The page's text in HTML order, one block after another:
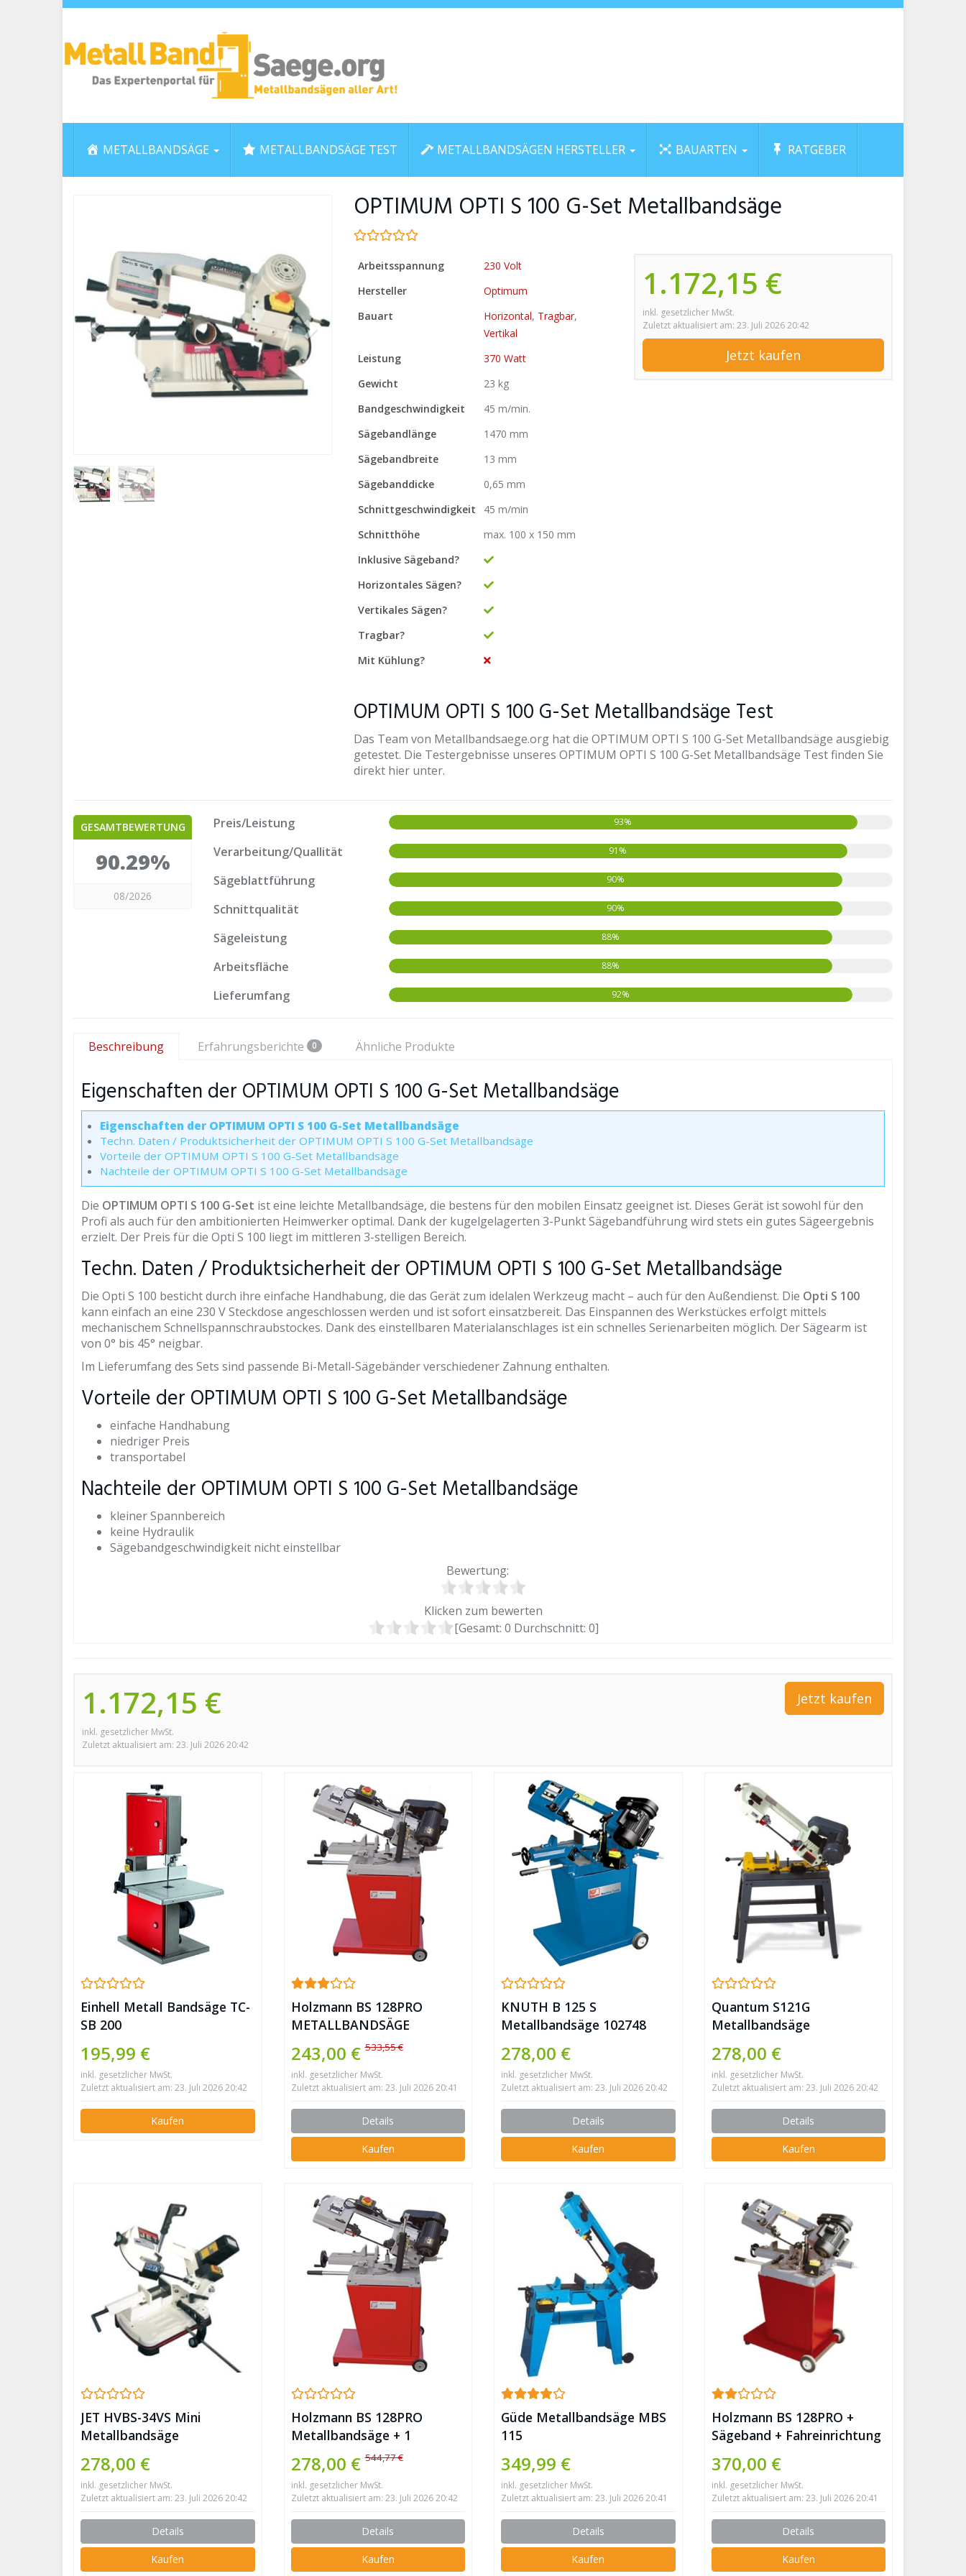
METALLBANDSÄGE METALLBANDSÄGE TEST METALLBANDSÄGEN HERSTELLER BAUARTEN RATGEBER
OPTIMUM OPTI S 100 G-Set Metallbandsäge
1.172,15 €
inkl. gesetzlicher MwSt.
Zuletzt aktualisiert am: 23. Juli 2026 20:42
Jetzt kaufen
Arbeitsspannung
230 Volt
Hersteller
Optimum
Bauart
Horizontal, Tragbar,
Vertikal
Leistung
370 Watt
Gewicht
23 kg
Bandgeschwindigkeit
45 m/min.
Sägebandlänge
1470 mm
Sägebandbreite
13 mm
Sägebanddicke
0,65 mm
Schnittgeschwindigkeit
45 m/min
Schnitthöhe
max. 100 x 150 mm
Inklusive Sägeband?
Horizontales Sägen?
Vertikales Sägen?
Tragbar?
Mit Kühlung?
OPTIMUM OPTI S 100 G-Set Metallbandsäge Test
Das Team von Metallbandsaege.org hat die OPTIMUM OPTI S 100 G-Set Metallbandsäge ausgiebig
getestet. Die Testergebnisse unseres OPTIMUM OPTI S 100 G-Set Metallbandsäge Test finden Sie
direkt hier unter.
GESAMTBEWERTUNG
90.29%
08/2026
Preis/Leistung 93%
Verarbeitung/Quallität 91%
Sägeblattführung 90%
Schnittqualität 90%
Sägeleistung 88%
Arbeitsfläche 88%
Lieferumfang 92%
Beschreibung Erfahrungsberichte 0 Ähnliche Produkte
Eigenschaften der OPTIMUM OPTI S 100 G-Set Metallbandsäge
Eigenschaften der OPTIMUM OPTI S 100 G-Set Metallbandsäge
Techn. Daten / Produktsicherheit der OPTIMUM OPTI S 100 G-Set Metallbandsäge
Vorteile der OPTIMUM OPTI S 100 G-Set Metallbandsäge
Nachteile der OPTIMUM OPTI S 100 G-Set Metallbandsäge
Die OPTIMUM OPTI S 100 G-Set ist eine leichte Metallbandsäge, die bestens für den mobilen Einsatz geeignet ist. Dieses Gerät ist sowohl für den
Profi als auch für den ambitionierten Heimwerker optimal. Dank der kugelgelagerten 3-Punkt Sägebandführung wird stets ein gutes Sägeergebnis
erzielt. Der Preis für die Opti S 100 liegt im mittleren 3-stelligen Bereich.
Techn. Daten / Produktsicherheit der OPTIMUM OPTI S 100 G-Set Metallbandsäge
Die Opti S 100 besticht durch ihre einfache Handhabung, die das Gerät zum idelalen Werkzeug macht – auch für den Außendienst. Die Opti S 100
kann einfach an eine 230 V Steckdose angeschlossen werden und ist sofort einsatzbereit. Das Einspannen des Werkstückes erfolgt mittels
mechanischem Schnellspannschraubstockes. Dank des einstellbaren Materialanschlages ist ein schnelles Serienarbeiten möglich. Der Sägearm ist
von 0° bis 45° neigbar.
Im Lieferumfang des Sets sind passende Bi-Metall-Sägebänder verschiedener Zahnung enthalten.
Vorteile der OPTIMUM OPTI S 100 G-Set Metallbandsäge
einfache Handhabung
niedriger Preis
transportabel
Nachteile der OPTIMUM OPTI S 100 G-Set Metallbandsäge
kleiner Spannbereich
keine Hydraulik
Sägebandgeschwindigkeit nicht einstellbar
Bewertung:
Klicken zum bewerten
[Gesamt: 0 Durchschnitt: 0]
1.172,15 €
inkl. gesetzlicher MwSt.
Zuletzt aktualisiert am: 23. Juli 2026 20:42
Jetzt kaufen
Einhell Metall Bandsäge TC-
SB 200
195,99 €
inkl. gesetzlicher MwSt.
Zuletzt aktualisiert am: 23. Juli 2026 20:42
Kaufen
Holzmann BS 128PRO
METALLBANDSÄGE
243,00 €533,55 €
inkl. gesetzlicher MwSt.
Zuletzt aktualisiert am: 23. Juli 2026 20:41
Details
Kaufen
KNUTH B 125 S
Metallbandsäge 102748
278,00 €
inkl. gesetzlicher MwSt.
Zuletzt aktualisiert am: 23. Juli 2026 20:42
Details
Kaufen
Quantum S121G
Metallbandsäge
278,00 €
inkl. gesetzlicher MwSt.
Zuletzt aktualisiert am: 23. Juli 2026 20:42
Details
Kaufen
JET HVBS-34VS Mini
Metallbandsäge
278,00 €
inkl. gesetzlicher MwSt.
Zuletzt aktualisiert am: 23. Juli 2026 20:42
Details
Kaufen
Holzmann BS 128PRO
Metallbandsäge + 1
278,00 €544,77 €
inkl. gesetzlicher MwSt.
Zuletzt aktualisiert am: 23. Juli 2026 20:42
Details
Kaufen
Güde Metallbandsäge MBS
115
349,99 €
inkl. gesetzlicher MwSt.
Zuletzt aktualisiert am: 23. Juli 2026 20:41
Details
Kaufen
Holzmann BS 128PRO +
Sägeband + Fahreinrichtung
370,00 €
inkl. gesetzlicher MwSt.
Zuletzt aktualisiert am: 23. Juli 2026 20:41
Details
Kaufen